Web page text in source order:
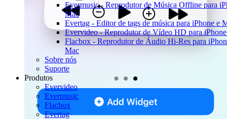
Evermusic - Reprodutor de Música Offline para
Mac
Evertag - Editor de tags de música para iPhone e
Evervideo - Reprodutor de Vídeo HD para
Flacbox - Reprodutor de Áudio Hi-Res para
Mac
Sobre nós
Suporte
Produtos
Evervideo
Evermusic
Flacbox
Evertag